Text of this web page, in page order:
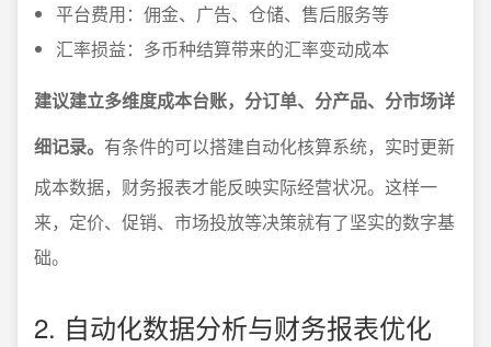
平台费用：佣金、广告、仓储、售后服务等
汇率损益：多币种结算带来的汇率变动成本
建议建立多维度成本台账，分订单、分产品、分市场详
细记录。 有条件的可以搭建自动化核算系统，实时更新
成本数据，财务报表才能反映实际经营状况。这样一
来，定价、促销、市场投放等决策就有了坚实的数字基
础。
2. 自动化数据分析与财务报表优化